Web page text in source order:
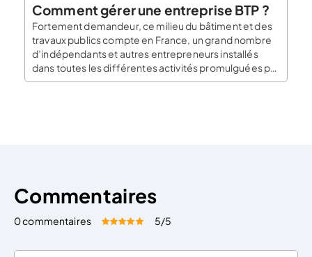
Comment gérer une entreprise BTP ?
Fortement demandeur, ce milieu du bâtiment et des
travaux publics compte en France, un grand nombre
d’indépendants et autres entrepreneurs installés
dans toutes les différentes activités promulguées par
ce domaine généraliste. Petits ou grands travaux,
Commentaires
0 commentaires Évaluez cet article:
5/5